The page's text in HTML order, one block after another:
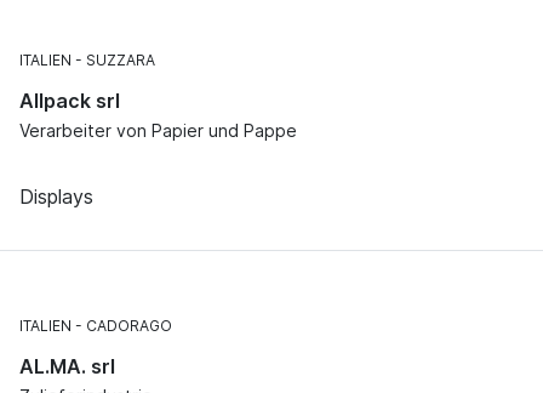
ITALIEN SUZZARA
Allpack srl
Verarbeiter von Papier und Pappe
Displays
ITALIEN CADORAGO
AL.MA. srl